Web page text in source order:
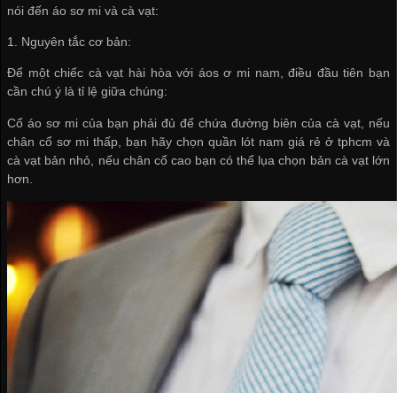
nói đến áo sơ mi và cà vạt:
1. Nguyên tắc cơ bản:
Để một chiếc cà vạt hài hòa với áos ơ mi nam, điều đầu tiên bạn
cần chú ý là tỉ lệ giữa chúng:
Cổ áo sơ mi của bạn phải đủ để chứa đường biên của cà vạt, nếu
chân cổ sơ mi thấp, bạn hãy chọn quần lót nam giá rẻ ở tphcm và
cà vạt bản nhỏ, nếu chân cổ cao bạn có thể lụa chọn bản cà vạt lớn
hơn.